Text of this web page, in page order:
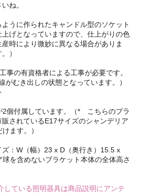
ね。
ように作られたキャンドル型のソケット
げとなっていますので、仕上がりの色
時により微妙に異なる場合がありま
）
事の有資格者による工事が必要です。
がむき出しの状態となっています。）
2個付属しています。（* こちらのブラ
されているE17サイズのシャンデリア
ます。）
：W（幅）23 x D（奥行き）15.5 x
を含めないブラケット本体の全体高さ
している照明器具は商品説明にアンテ